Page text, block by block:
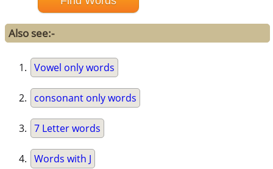
Also see:-
Vowel only words
consonant only words
7 Letter words
Words with J